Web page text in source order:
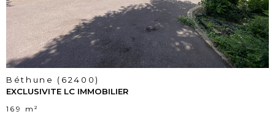
Béthune (62400)
EXCLUSIVITE LC IMMOBILIER
169 m²